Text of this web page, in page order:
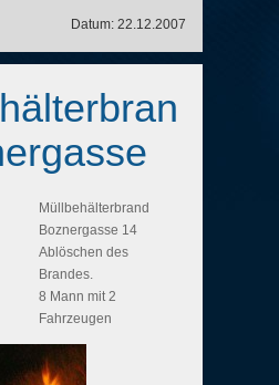
Datum: 22.12.2007
Müllbehälterbrand
Boznergasse 14
Ablöschen des
Brandes.
8 Mann mit 2
Fahrzeugen